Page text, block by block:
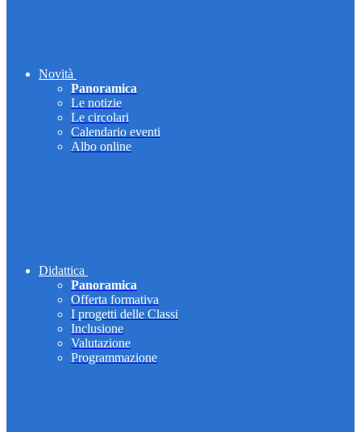
Novità
Panoramica
Le notizie
Le circolari
Calendario eventi
Albo online
Didattica
Panoramica
Offerta formativa
I progetti delle Classi
Inclusione
Valutazione
Programmazione